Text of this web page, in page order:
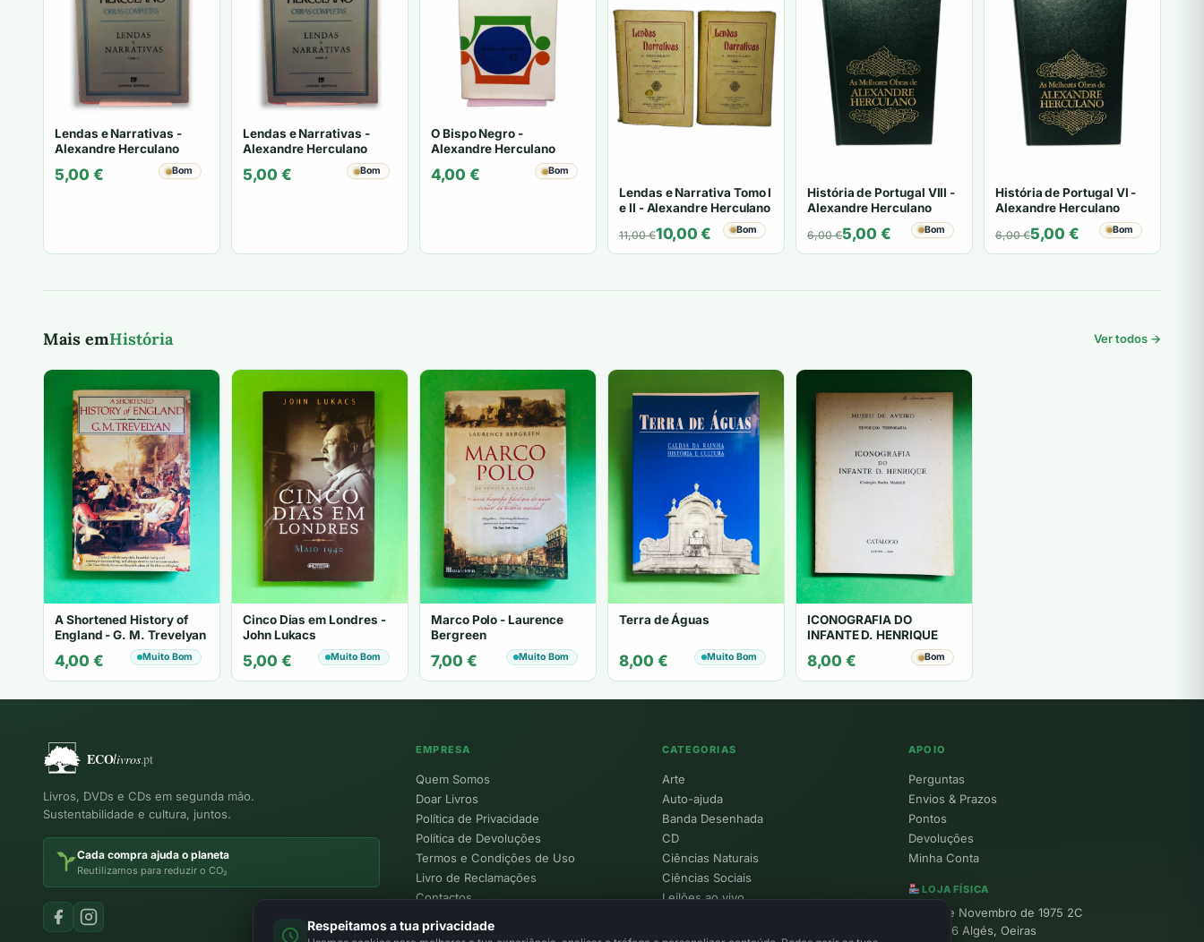
Lendas e Narrativas -
Alexandre Herculano
5,00 € Bom
Lendas e Narrativas -
Alexandre Herculano
5,00 € Bom
O Bispo Negro -
Alexandre Herculano
4,00 € Bom
Lendas e Narrativa Tomo I
e II - Alexandre Herculano
11,00€
O
preço
10,00€
O
preço
Bom
História de Portugal VIII -
Alexandre Herculano
6,00€
O
preço
5,00 €
O
preço
Bom
História de Portugal VI -
Alexandre Herculano
6,00€
O
preço
5,00 €
O
preço
Bom
Mais emHistória Ver todos →
A Shortened History of
England - G. M. Trevelyan
4,00 € Muito Bom
Cinco Dias em Londres -
John Lukacs
5,00 € Muito Bom
Marco Polo - Laurence
Bergreen
7,00 € Muito Bom
Terra de Águas
8,00 € Muito Bom
ICONOGRAFIA DO
INFANTE D. HENRIQUE
8,00 € Bom
Livros, DVDs e CDs em segunda mão.
Sustentabilidade e cultura, juntos.
Cada compra ajuda o planeta
Reutilizamos para reduzir o CO₂
EMPRESA
Quem Somos
Doar Livros
Política de Privacidade
Política de Devoluções
Termos e Condições de Uso
Livro de Reclamações
Contactos
CATEGORIAS
Arte
Auto-ajuda
Banda Desenhada
CD
Ciências Naturais
Ciências Sociais
Leilões ao vivo
APOIO
Perguntas
Envios & Prazos
Pontos
Devoluções
Minha Conta
LOJA FÍSICA
R. 25 de Novembro de 1975 2C
1495-156 Algés, Oeiras
Respeitamos a tua privacidade